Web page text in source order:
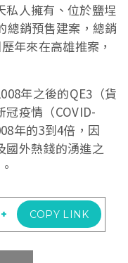
私人擁有、位於鹽埕
總銷預售建案，總銷
年來在高雄推案，
年之後的QE3（貨
疫情（COVID-
年的3到4倍，因
國外熱錢的湧進之
COPY LINK